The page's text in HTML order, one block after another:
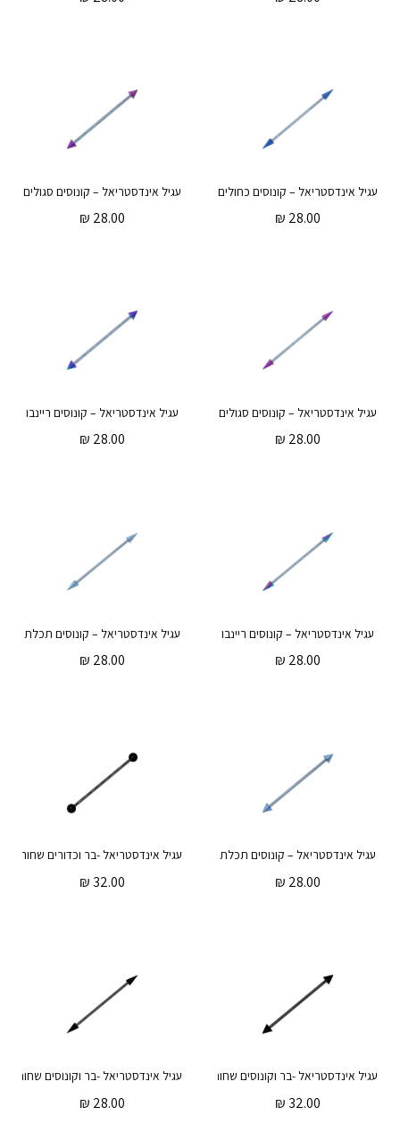
עגיל אינדסטריאל – קונוסים כחולים
28.00
₪
עגיל אינדסטריאל – קונוסים סגולים
28.00
₪
עגיל אינדסטריאל – קונוסים סגולים
28.00
₪
עגיל אינדסטריאל – קונוסים ריינבו
28.00
₪
עגיל אינדסטריאל – קונוסים ריינבו
28.00
₪
עגיל אינדסטריאל – קונוסים תכלת
28.00
₪
עגיל אינדסטריאל – קונוסים תכלת
28.00
₪
עגיל אינדסטריאל -בר וכדורים שחורים
32.00
₪
עגיל אינדסטריאל -בר וקונוסים שחורים
32.00
₪
עגיל אינדסטריאל -בר וקונוסים שחורים
28.00
₪